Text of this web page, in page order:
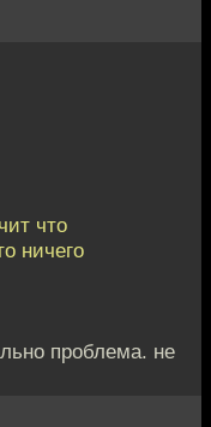
что
ничего
проблема. не